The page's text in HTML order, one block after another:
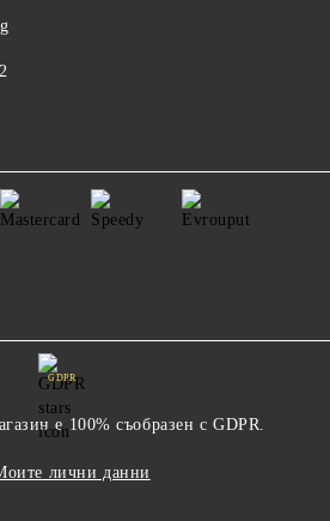
GDPR
е 100% съобразен с GDPR.
лични данни